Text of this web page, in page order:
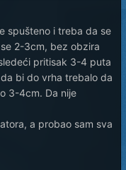
spušteno i treba da se
2-3cm, bez obzira
pritisak 3-4 puta
bi do vrha trebalo da
3-4cm. Da nije
a probao sam sva